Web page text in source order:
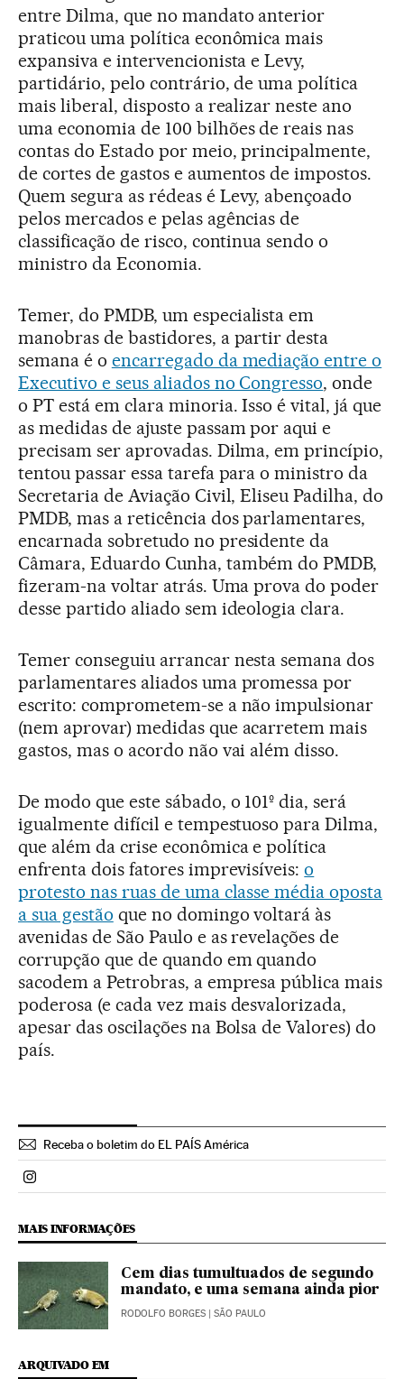
entre Dilma, que no mandato anterior
praticou uma política econômica mais
expansiva e intervencionista e Levy,
partidário, pelo contrário, de uma política
mais liberal, disposto a realizar neste ano
uma economia de 100 bilhões de reais nas
contas do Estado por meio, principalmente,
de cortes de gastos e aumentos de impostos.
Quem segura as rédeas é Levy, abençoado
pelos mercados e pelas agências de
classificação de risco, continua sendo o
ministro da Economia.
Temer, do PMDB, um especialista em
manobras de bastidores, a partir desta
semana é o encarregado da mediação entre o
Executivo e seus aliados no Congresso, onde
o PT está em clara minoria. Isso é vital, já que
as medidas de ajuste passam por aqui e
precisam ser aprovadas. Dilma, em princípio,
tentou passar essa tarefa para o ministro da
Secretaria de Aviação Civil, Eliseu Padilha, do
PMDB, mas a reticência dos parlamentares,
encarnada sobretudo no presidente da
Câmara, Eduardo Cunha, também do PMDB,
fizeram-na voltar atrás. Uma prova do poder
desse partido aliado sem ideologia clara.
Temer conseguiu arrancar nesta semana dos
parlamentares aliados uma promessa por
escrito: comprometem-se a não impulsionar
(nem aprovar) medidas que acarretem mais
gastos, mas o acordo não vai além disso.
De modo que este sábado, o 101º dia, será
igualmente difícil e tempestuoso para Dilma,
que além da crise econômica e política
enfrenta dois fatores imprevisíveis:o
protesto nas ruas de uma classe média oposta
a sua gestão que no domingo voltará às
avenidas de São Paulo e as revelações de
corrupção que de quando em quando
sacodem a Petrobras, a empresa pública mais
poderosa (e cada vez mais desvalorizada,
apesar das oscilações na Bolsa de Valores) do
país.
Receba o boletim do EL PAÍS América
Politica El País Brasil en Instagram
MAIS INFORMAÇÕES
Cem dias tumultuados de segundo
mandato, e uma semana ainda pior
RODOLFO BORGES | SÃO PAULO
ARQUIVADO EM